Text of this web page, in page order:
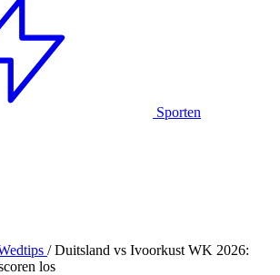
Sporten
/ Duitsland vs Ivoorkust WK 2026:
los